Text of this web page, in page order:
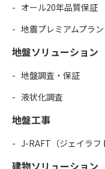
オール20年品質保証
地震プレミアムプラン
地盤ソリューション
地盤調査・保証
液状化調査
地盤工事
J-RAFT（ジェイラフ
建物ソリューション